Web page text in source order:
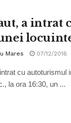
a intrat
Mares 07/12/2016
cu autoturismul
la ora 16:30, un ...